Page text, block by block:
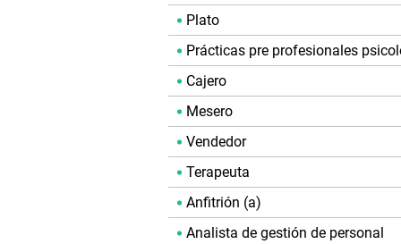
Plato
Prácticas pre profesionales
Cajero
Mesero
Vendedor
Terapeuta
Anfitrión (a)
Analista de gestión de personal